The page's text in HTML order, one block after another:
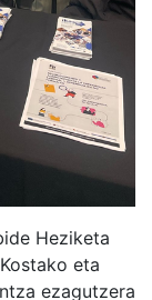
Heziketa
eta
ezagutzera